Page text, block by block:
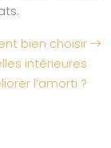
bien choisir
intérieures
l’amorti ?